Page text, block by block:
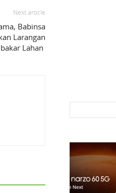
Next article
Babinsa
Larangan
Lahan